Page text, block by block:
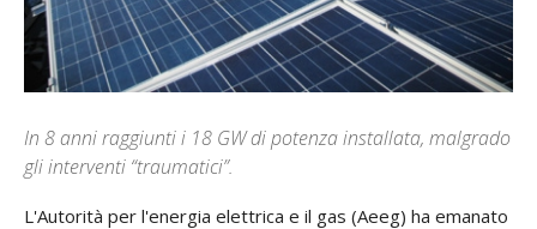
In 8 anni raggiunti i 18 GW di potenza installata, malgrado
gli interventi “traumatici”.
L'Autorità per l'energia elettrica e il gas (Aeeg) ha emanato